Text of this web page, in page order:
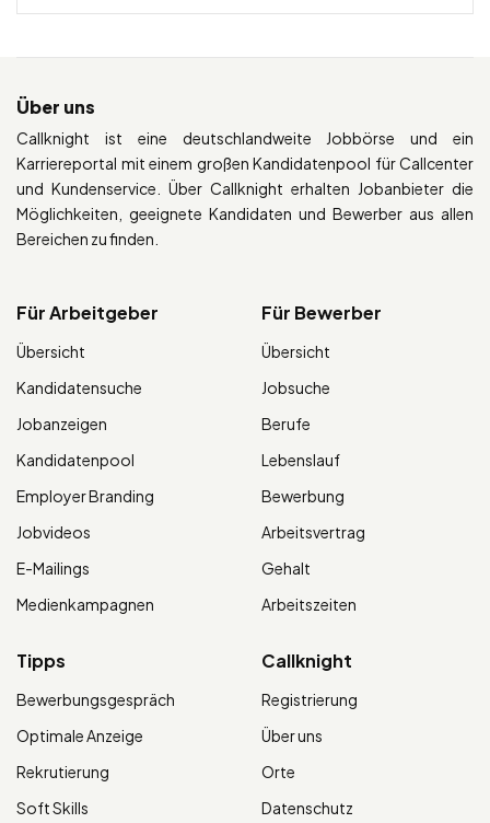
Über uns
Callknight ist eine deutschlandweite Jobbörse und ein
Karriereportal mit einem großen Kandidatenpool für Callcenter
und Kundenservice. Über Callknight erhalten Jobanbieter die
Möglichkeiten, geeignete Kandidaten und Bewerber aus allen
Bereichen zu finden.
Für Arbeitgeber
Übersicht
Kandidatensuche
Jobanzeigen
Kandidatenpool
Employer Branding
Jobvideos
E-Mailings
Medienkampagnen
Für Bewerber
Übersicht
Jobsuche
Berufe
Lebenslauf
Bewerbung
Arbeitsvertrag
Gehalt
Arbeitszeiten
Tipps
Bewerbungsgespräch
Optimale Anzeige
Rekrutierung
Soft Skills
Callknight
Registrierung
Über uns
Orte
Datenschutz